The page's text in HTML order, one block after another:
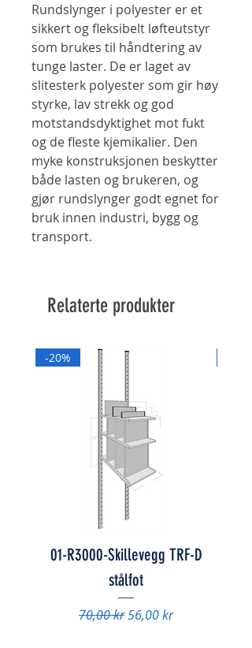
Rundslynger i polyester er et
sikkert og fleksibelt løfteutstyr
som brukes til håndtering av
tunge laster. De er laget av
slitesterk polyester som gir høy
styrke, lav strekk og god
motstandsdyktighet mot fukt
og de fleste kjemikalier. Den
myke konstruksjonen beskytter
både lasten og brukeren, og
gjør rundslynger godt egnet for
bruk innen industri, bygg og
transport.
Relaterte produkter
-20%
01-R3000-Skillevegg TRF-D
stålfot
Vanlig pris
70,00 krSalgspris
56,00 kr